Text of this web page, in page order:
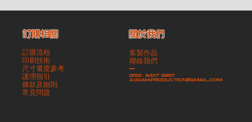
訂購流程
印刷技術
尺寸量度參考
護理指引
條款及細則
​常見問題
訂購相關
客製作品
聯絡我們
-
(852）9407 9997
4.00am.production@gmail.com
​關於我們